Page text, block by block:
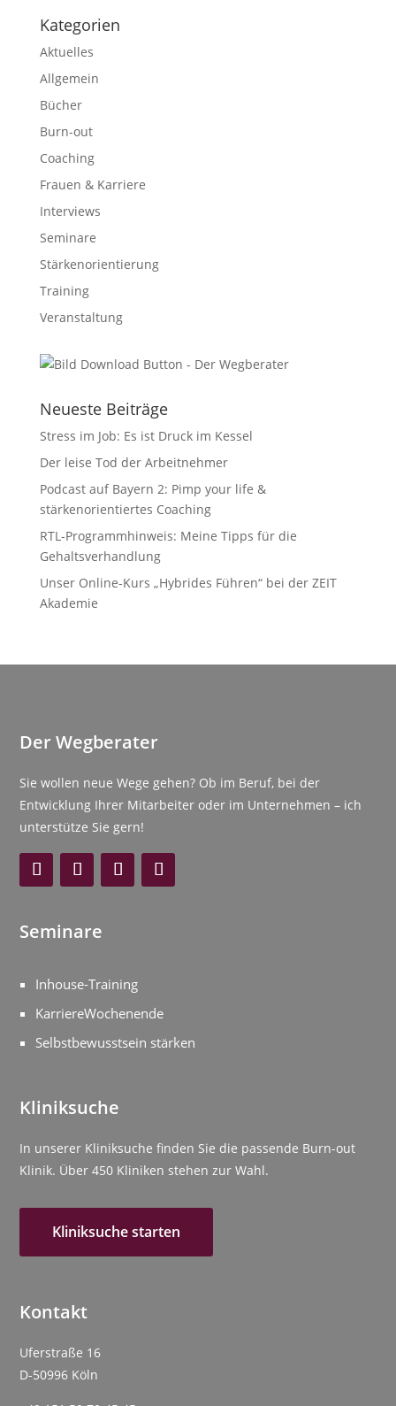
Kategorien
Aktuelles
Allgemein
Bücher
Burn-out
Coaching
Frauen & Karriere
Interviews
Seminare
Stärkenorientierung
Training
Veranstaltung
Neueste Beiträge
Stress im Job: Es ist Druck im Kessel
Der leise Tod der Arbeitnehmer
Podcast auf Bayern 2: Pimp your life &
stärkenorientiertes Coaching
RTL-Programmhinweis: Meine Tipps für die
Gehaltsverhandlung
Unser Online-Kurs „Hybrides Führen“ bei der ZEIT
Akademie
Der Wegberater
Sie wollen neue Wege gehen? Ob im Beruf, bei der
Entwicklung Ihrer Mitarbeiter oder im Unternehmen – ich
unterstütze Sie gern!
Seminare
Inhouse-Training
KarriereWochenende
Selbstbewusstsein stärken
Kliniksuche
In unserer Kliniksuche finden Sie die passende Burn-out
Klinik. Über 450 Kliniken stehen zur Wahl.
Kliniksuche starten
Kontakt
Uferstraße 16
D-50996 Köln